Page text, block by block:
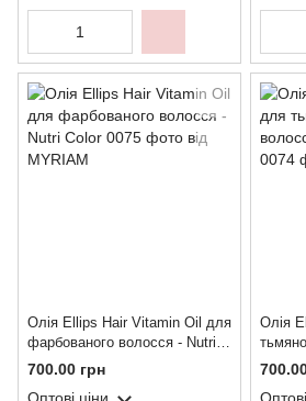
Олія Ellips Hair Vitamin Oil для
фарбованого волосся - Nutri
Color
700.00 грн
Олія